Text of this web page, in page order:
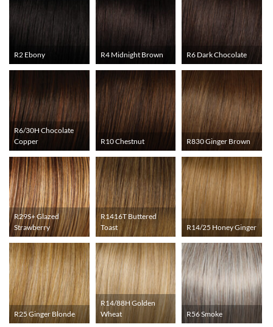
R2 Ebony R4 Midnight Brown R6 Dark Chocolate
R6/30H Chocolate
Copper
R10 Chestnut R830 Ginger Brown
R29S+ Glazed
Strawberry
R1416T Buttered
Toast
R14/25 Honey Ginger
R25 Ginger Blonde
R14/88H Golden
Wheat
R56 Smoke